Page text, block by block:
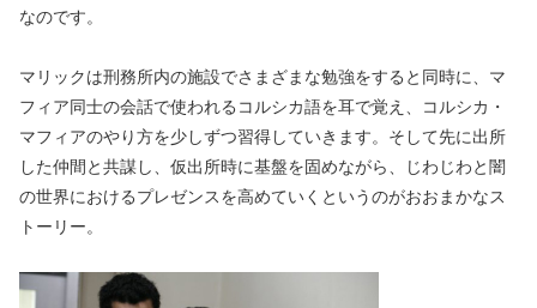
なのです。
マリックは刑務所内の施設でさまざまな勉強をすると同時に、マ
フィア同士の会話で使われるコルシカ語を耳で覚え、コルシカ・
マフィアのやり方を少しずつ習得していきます。そして先に出所
した仲間と共謀し、仮出所時に基盤を固めながら、じわじわと闇
の世界におけるプレゼンスを高めていくというのがおおまかなス
トーリー。